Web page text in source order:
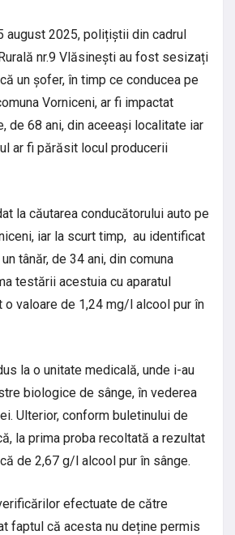
august 2025, polițiștii din cadrul
nr.9 Vlăsinești au fost sesizați
un șofer, în timp ce conducea pe
Vorniceni, ar fi impactat
de 68 ani, din aceeași localitate iar
ar fi părăsit locul producerii
la căutarea conducătorului auto pe
iar la scurt timp, au identificat
tânăr, de 34 ani, din comuna
testării acestuia cu aparatul
valoare de 1,24 mg/l alcool pur în
la o unitate medicală, unde i-au
biologice de sânge, în vederea
Ulterior, conform buletinului de
la prima proba recoltată a rezultat
de 2,67 g/l alcool pur în sânge.
efectuate de către
faptul că acesta nu deține permis